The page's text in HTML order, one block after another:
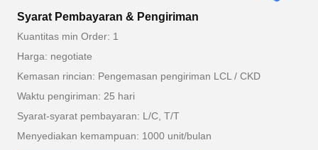
Syarat Pembayaran & Pengiriman
Kuantitas min Order: 1
Harga: negotiate
Kemasan rincian: Pengemasan pengiriman LCL / CKD
Waktu pengiriman: 25 hari
Syarat-syarat pembayaran: L/C, T/T
Menyediakan kemampuan: 1000 unit/bulan